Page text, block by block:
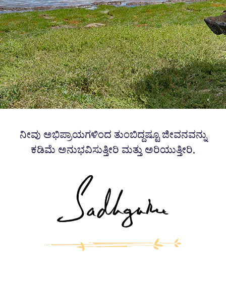
ನೀವು ಅಭಿಪ್ರಾಯಗಳಿಂದ ತುಂಬಿದ್ದಷ್ಟೂ ಜೀವನವನ್ನು
ಕಡಿಮೆ ಅನುಭವಿಸುತ್ತೀರಿ ಮತ್ತು ಅರಿಯುತ್ತೀರಿ.